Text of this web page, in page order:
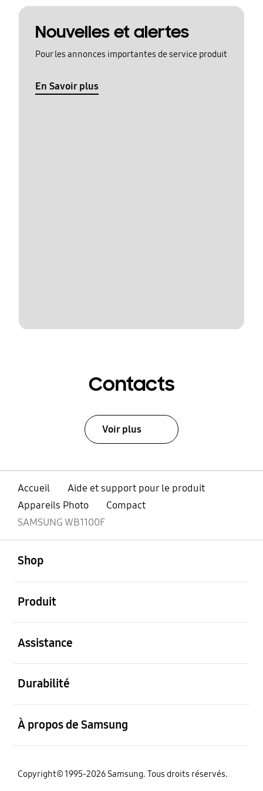
Nouvelles et alertes
Pour les annonces importantes de service produit
En Savoir plus
Contacts
Voir plus
Accueil
Aide et support pour le produit
Appareils Photo
Compact
SAMSUNG WB1100F
Shop
Produit
Assistance
Durabilité
À propos de Samsung
Copyright© 1995-2026 Samsung. Tous droits réservés.